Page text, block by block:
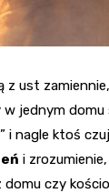
z ust
w jednym
i nagle ktoś
i
czy